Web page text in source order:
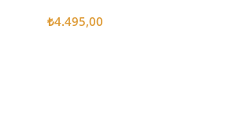
₺4.495,00